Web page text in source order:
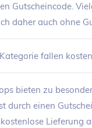
Gutscheincode.
daher auch ohne
fallen
bieten zu
durch einen
Lieferung